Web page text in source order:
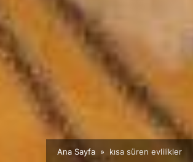
Ana Sayfa kısa süren evlilikler